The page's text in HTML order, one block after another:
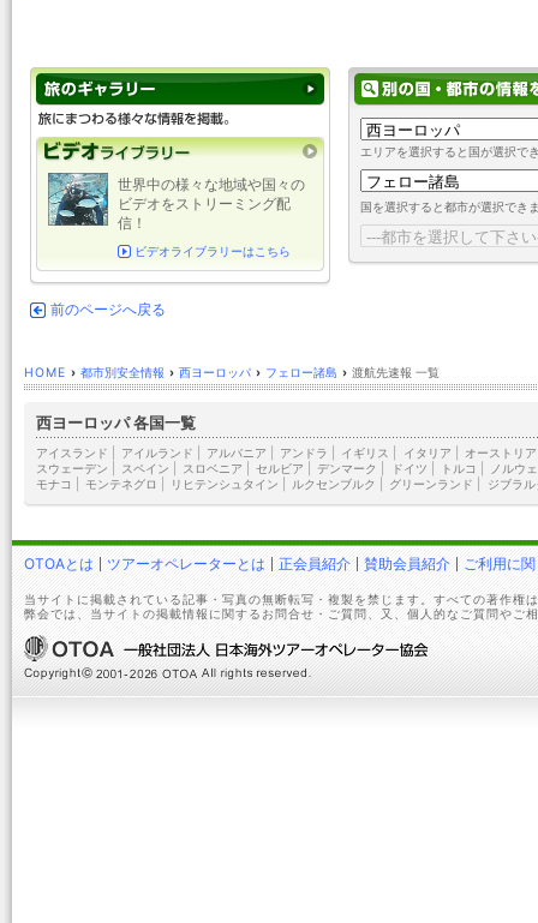
エリアを選択すると国が選択で
国を選択すると都市が選択でき
世界中の様々な地域や国々の
ビデオをストリーミング配
信！
ビデオライブラリーはこちら
前のページへ戻る
HOME › 都市別安全情報 › 西ヨーロッパ › フェロー諸島 › 渡航先速報 一覧
西ヨーロッパ 各国一覧
アイスランド アイルランド アルバニア アンドラ イギリス イタリア オーストリア
スウェーデン
スペイン スロベニア セルビア デンマーク ドイツ トルコ
ノルウ
モナコ
モンテネグロ リヒテンシュタイン ルクセンブルク グリーンランド ジブラル
OTOAとは ツアーオペレーターとは 正会員紹介 賛助会員紹介 ご利用に
当サイトに掲載されている記事・写真の無断転写・複製を禁じます。すべての著作権
弊会では、当サイトの掲載情報に関するお問合せ・ご質問、又、個人的なご質問やご